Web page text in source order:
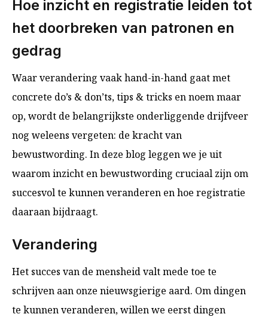
Hoe inzicht en registratie leiden tot
het doorbreken van patronen en
gedrag
Waar verandering vaak hand-in-hand gaat met
concrete do’s & don’ts, tips & tricks en noem maar
op, wordt de belangrijkste onderliggende drijfveer
nog weleens vergeten: de kracht van
bewustwording. In deze blog leggen we je uit
waarom inzicht en bewustwording cruciaal zijn om
succesvol te kunnen veranderen en hoe registratie
daaraan bijdraagt.
Verandering
Het succes van de mensheid valt mede toe te
schrijven aan onze nieuwsgierige aard. Om dingen
te kunnen veranderen, willen we eerst dingen